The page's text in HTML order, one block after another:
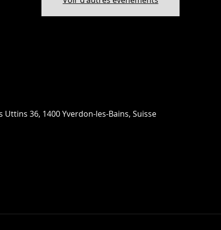
Uttins 36, 1400 Yverdon-les-Bains, Suisse